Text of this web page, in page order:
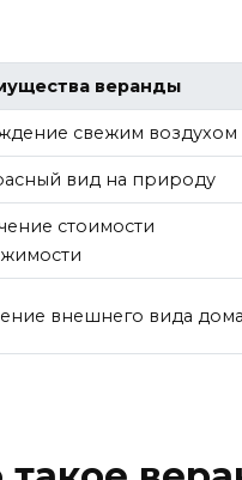
веранды
свежим воздухом
вид на природу
стоимости
внешнего вида дома